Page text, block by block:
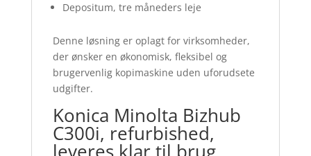
Depositum, tre måneders leje
Denne løsning er oplagt for virksomheder,
der ønsker en økonomisk, fleksibel og
brugervenlig kopimaskine uden uforudsete
udgifter.
Konica Minolta Bizhub
C300i, refurbished,